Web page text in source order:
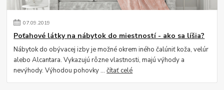
07.09.2019
Poťahové látky na nábytok do miestností - ako sa líšia?
Nábytok do obývacej izby je možné okrem iného čalúniť koža, velúr
alebo Alcantara. Vykazujú rôzne vlastnosti, majú výhody a
nevýhody. Výhodou pohovky ...čítať celé